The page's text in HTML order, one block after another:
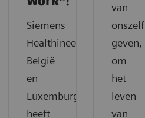
Siemens
Healthineers
België
en
Luxemburg
heeft
van
onszelf
geven,
om
het
leven
van